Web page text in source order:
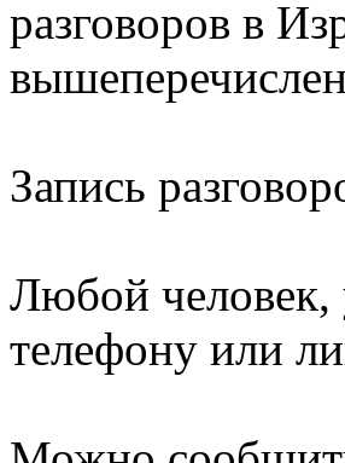
разговоров в
Запись
Любой человек,
телефону или